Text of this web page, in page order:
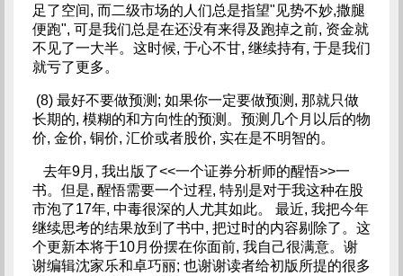
足了空间, 而二级市场的人们总是指望"见势不妙,撒腿
便跑", 可是我们总是在还没有来得及跑掉之前, 资金就
不见了一大半。这时候, 于心不甘, 继续持有, 于是我们
就亏了更多。
(8) 最好不要做预测; 如果你一定要做预测, 那就只做
长期的, 模糊的和方向性的预测。预测几个月以后的物
价, 金价, 铜价, 汇价或者股价, 实在是不明智的。
去年9月, 我出版了<<一个证券分析师的醒悟>>一
书。但是, 醒悟需要一个过程, 特别是对于我这种在股
市泡了17年, 中毒很深的人尤其如此。 最近, 我把今年
继续思考的结果放到了书中, 把过时的内容剔除了。这
个更新本将于10月份摆在你面前, 我自己很满意。谢
谢编辑沈家乐和卓巧丽; 也谢谢读者给初版所提的很多